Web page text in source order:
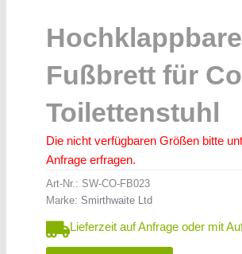
Fußbrett für
Toilettenstuhl
Die nicht verfügbaren Größen bitte
Anfrage erfragen.
Art-Nr.: SW-CO-FB023
Marke: Smirthwaite Ltd
Lieferzeit auf Anfrage oder mit